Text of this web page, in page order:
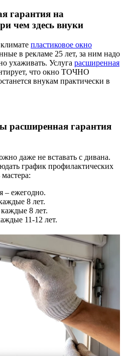
гарантия на
чем здесь внуки
пластиковое окно
в рекламе 25 лет, за ним надо
ухаживать. Услуга расширенная
что окно ТОЧНО
внукам практически в
расширенная гарантия
даже не вставать с дивана.
график профилактических
– ежегодно.
8 лет.
8 лет.
11-12 лет.